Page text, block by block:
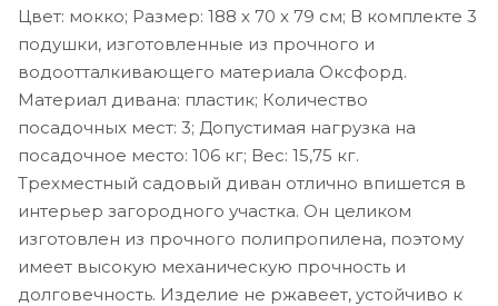
Цвет: мокко; Размер: 188 x 70 x 79 см; В комплекте 3
подушки, изготовленные из прочного и
водоотталкивающего материала Оксфорд.
Материал дивана: пластик; Количество
посадочных мест: 3; Допустимая нагрузка на
посадочное место: 106 кг; Вес: 15,75 кг.
Трехместный садовый диван отлично впишется в
интерьер загородного участка. Он целиком
изготовлен из прочного полипропилена, поэтому
имеет высокую механическую прочность и
долговечность. Изделие не ржавеет, устойчиво к